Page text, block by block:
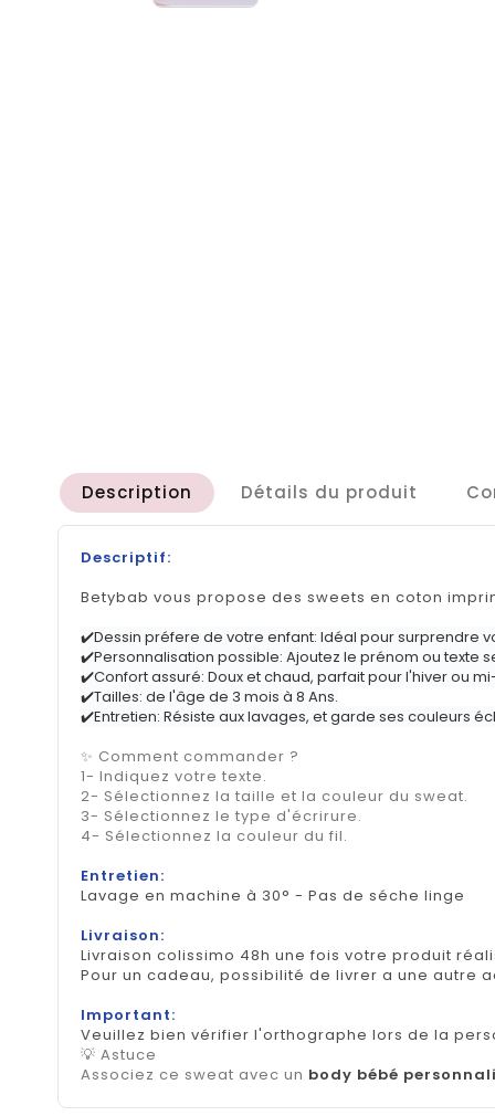
Description Détails du produit
Descriptif:
Betybab vous propose des sweets en coton
✔️Dessin préfere de votre enfant: Idéal pour surprendre
✔️Personnalisation possible: Ajoutez le prénom ou texte
✔️Confort assuré: Doux et chaud, parfait pour l'hiver ou
✔️Tailles: de l'âge de 3 mois à 8 Ans.
✔️Entretien: Résiste aux lavages, et garde ses couleurs
✨ Comment commander ?
1- Indiquez votre texte.
2- Sélectionnez la taille et la couleur du sweat.
3- Sélectionnez le type d'écrirure.
4- Sélectionnez la couleur du fil.
Entretien:
Lavage en machine à 30° - Pas de séche linge
Livraison:
Livraison colissimo 48h une fois votre produit
Pour un cadeau, possibilité de livrer a une autre
Important:
Veuillez bien vérifier l'orthographe lors de la
💡 Astuce
Associez ce sweat avec un body bébé